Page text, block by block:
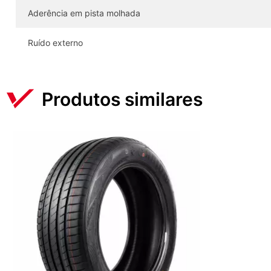
Aderência em pista molhada
Ruído externo
Produtos similares